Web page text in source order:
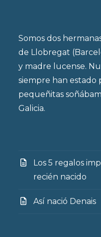
Somos dos
de Llobregat
y madre lucense.
siempre han estado
pequeñitas
Galicia.
Los 5 regalos
recién nacido
Así nació Denais